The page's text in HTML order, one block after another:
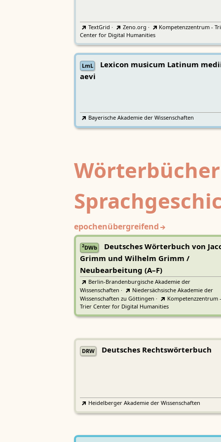
TextGrid · Zeno.org ·
Kompetenzzentrum -
Center for Digital Humanities
LmL
Lexicon musicum Latinum
aevi
Bayerische Akademie der Wissenschaften
epochenübergreifend
2DWb
Deutsches Wörterbuch von
Grimm und Wilhelm Grimm /
Neubearbeitung (A–F)
Berlin-Brandenburgische Akademie der
Wissenschaften ·
Niedersächsische Akademie der
Wissenschaften zu Göttingen ·
Kompetenzzentrum -
Trier Center for Digital Humanities
DRW Deutsches Rechtswörterbuch
Heidelberger Akademie der Wissenschaften